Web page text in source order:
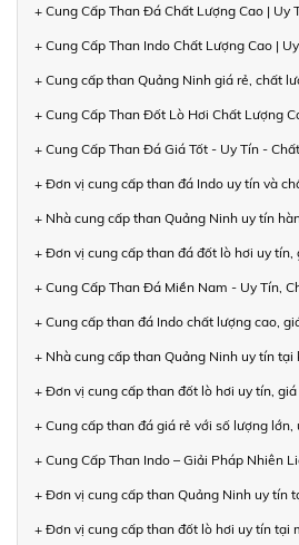
+ Cung Cấp Than Đá Chất Lượng Cao | Uy
+ Cung Cấp Than Indo Chất Lượng Cao |
+ Cung cấp than Quảng Ninh giá rẻ, chất
+ Cung Cấp Than Đốt Lò Hơi Chất Lượng
+ Cung Cấp Than Đá Giá Tốt - Uy Tín -
+ Đơn vị cung cấp than đá Indo uy tín và
+ Nhà cung cấp than Quảng Ninh uy tín
+ Đơn vị cung cấp than đá đốt lò hơi uy
+ Cung Cấp Than Đá Miền Nam - Uy Tín,
+ Cung cấp than đá Indo chất lượng cao,
+ Nhà cung cấp than Quảng Ninh uy tín tại
+ Đơn vị cung cấp than đốt lò hơi uy tín,
+ Cung cấp than đá giá rẻ với số lượng
+ Cung Cấp Than Indo – Giải Pháp Nhiên
+ Đơn vị cung cấp than Quảng Ninh uy tín
+ Đơn vị cung cấp than đốt lò hơi uy tín tại